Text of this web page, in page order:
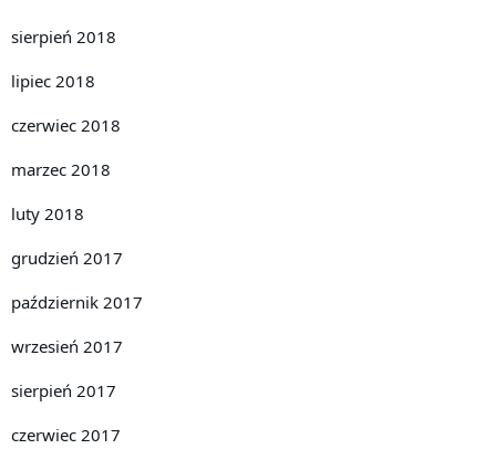
sierpień 2018
lipiec 2018
czerwiec 2018
marzec 2018
luty 2018
grudzień 2017
październik 2017
wrzesień 2017
sierpień 2017
czerwiec 2017